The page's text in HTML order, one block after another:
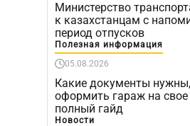
Министерство
к казахстанцам с
период отпусков
Полезная информация
05.08.2026
Какие документы
оформить гараж на
полный гайд
Новости